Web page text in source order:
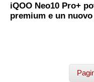
iQOO Neo10 Pro+
premium e un